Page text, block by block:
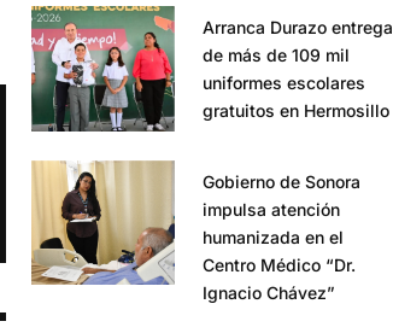
Arranca Durazo entrega
de más de 109 mil
uniformes escolares
gratuitos en Hermosillo
Gobierno de Sonora
impulsa atención
humanizada en el
Centro Médico “Dr.
Ignacio Chávez”